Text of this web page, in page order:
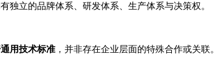
独立的品牌体系、研发体系、生产体系与决策权。
用技术标准 ，并非存在企业层面的特殊合作或关联。